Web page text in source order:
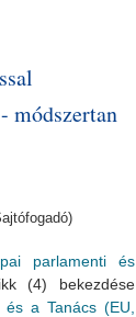
módszertan
parlamenti és
(4) bekezdése
a Tanács (EU,